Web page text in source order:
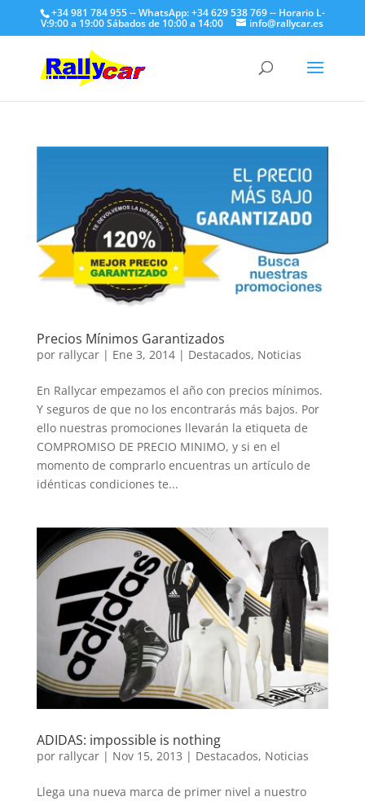
+34 981 784 955 -- WhatsApp: +34 629 538 769 -- Horario L-
V:9:00 a 19:00 Sábados de 10:00 a 14:00 info@rallycar.es
Precios Mínimos Garantizados
por rallycar| Ene 3, 2014| Destacados, Noticias
En Rallycar empezamos el año con precios mínimos.
Y seguros de que no los encontrarás más bajos. Por
ello nuestras promociones llevarán la etiqueta de
COMPROMISO DE PRECIO MINIMO, y si en el
momento de comprarlo encuentras un artículo de
idénticas condiciones te...
ADIDAS: impossible is nothing
por rallycar| Nov 15, 2013 | Destacados, Noticias
Llega una nueva marca de primer nivel a nuestro